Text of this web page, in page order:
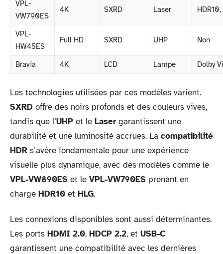
VPL-
VW790ES
4K SXRD Laser
VPL-
HW45ES
Full HD SXRD UHP Non
Bravia 4K LCD Lampe Dolby
Les technologies utilisées par ces modèles varient.
SXRD offre des noirs profonds et des couleurs vives,
tandis que l’UHP et le Laser garantissent une
durabilité et une luminosité accrues. La compatibilité
HDR s’avère fondamentale pour une expérience
visuelle plus dynamique, avec des modèles comme le
VPL-VW890ES et le VPL-VW790ES prenant en
charge HDR10 et HLG.
Les connexions disponibles sont aussi déterminantes.
Les ports HDMI 2.0, HDCP 2.2, et USB-C
garantissent une compatibilité avec les dernières